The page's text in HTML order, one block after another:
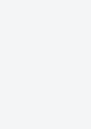
лаборатории
и единицы измерения